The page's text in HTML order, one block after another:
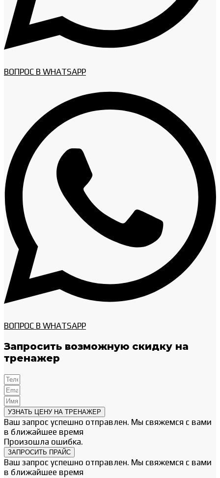
ВОПРОС В WHATSAPP
ВОПРОС В WHATSAPP
Запросить возможную скидку на
тренажер
УЗНАТЬ ЦЕНУ НА ТРЕНАЖЕР
Ваш запрос успешно отправлен. Мы свяжемся с вами
в ближайшее время
Произошла ошибка.
ЗАПРОСИТЬ ПРАЙС
Ваш запрос успешно отправлен. Мы свяжемся с вами
в ближайшее время